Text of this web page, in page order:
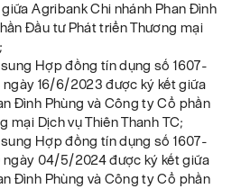
Agribank Chi nhánh Phan Đình
Đầu tư Phát triển Thương mại
Hợp đồng tín dụng số 1607-
16/6/2023 được ký kết giữa
Đình Phùng và Công ty Cổ phần
mại Dịch vụ Thiên Thanh TC;
Hợp đồng tín dụng số 1607-
04/5/2024 được ký kết giữa
Đình Phùng và Công ty Cổ phần